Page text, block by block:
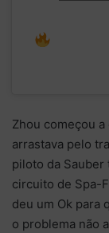
Zhou começou
arrastava pelo
piloto da Sauber
circuito de Spa-
deu um Ok para
o problema não